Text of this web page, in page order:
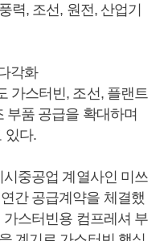
력, 조선, 원전, 산업기
각화
가스터빈, 조선, 플랜트
부품 공급을 확대하며
있다.
중공업 계열사인 미쓰
간 공급계약을 체결했
스터빈용 컴프레셔 부